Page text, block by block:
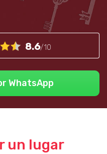
8.6/10
WhatsApp
un lugar